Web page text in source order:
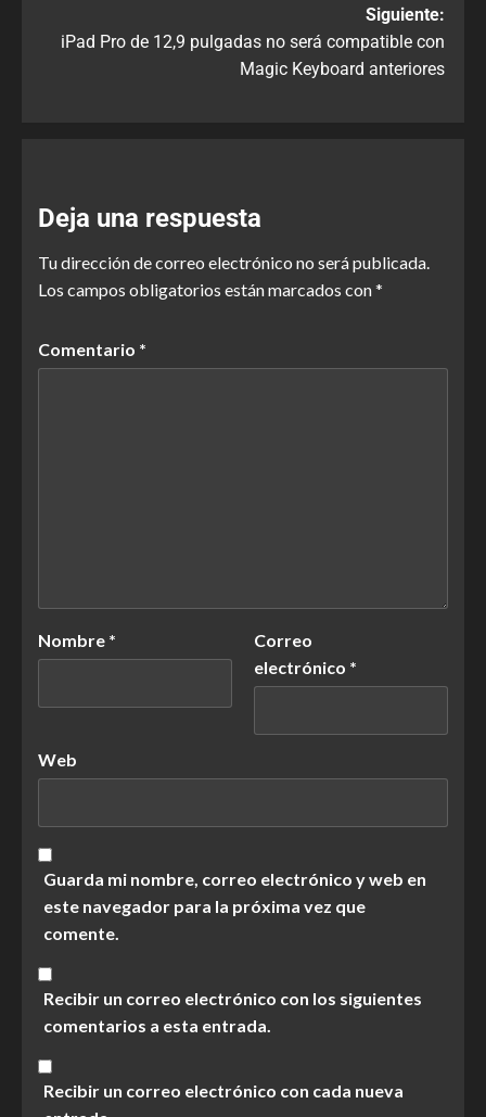
Siguiente:
iPad Pro de 12,9 pulgadas no será compatible con
Magic Keyboard anteriores
Deja una respuesta
Tu dirección de correo electrónico no será publicada.
Los campos obligatorios están marcados con*
Comentario *
Nombre *
Correo
electrónico *
Web
Guarda mi nombre, correo electrónico y web en
este navegador para la próxima vez que
comente.
Recibir un correo electrónico con los siguientes
comentarios a esta entrada.
Recibir un correo electrónico con cada nueva